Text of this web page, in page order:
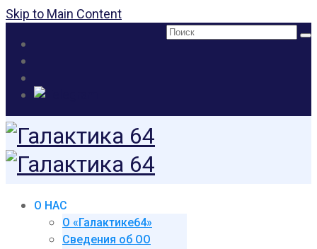
Skip to Main Content
Поиск:
О НАС
О «Галактике64»
Сведения об ОО